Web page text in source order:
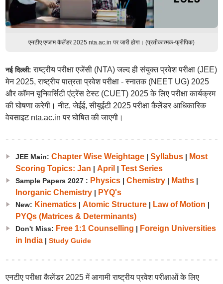
एनटीए एग्जाम कैलेंडर 2025 nta.ac.in पर जारी होगा। (प्रतीकात्मक-फ्रीपिक)
नई दिल्ली:राष्ट्रीय परीक्षा एजेंसी (NTA) जल्द ही संयुक्त प्रवेश परीक्षा (JEE)
मेन 2025, राष्ट्रीय पात्रता प्रवेश परीक्षा - स्नातक (NEET UG) 2025
और कॉमन यूनिवर्सिटी एंट्रेंस टेस्ट (CUET) 2025 के लिए परीक्षा कार्यक्रम
की घोषणा करेगी। नीट, जेईई, सीयूईटी 2025 परीक्षा कैलेंडर आधिकारिक
वेबसाइट nta.ac.in पर घोषित की जाएगी।
JEE Main: Chapter Wise Weightage| Syllabus| Most
Scoring Topics: Jan | April | Test Series
Sample Papers 2027 : Physics| Chemistry| Maths|
Inorganic Chemistry| PYQ's
New: Kinematics| Atomic Structure| Law of Motion |
PYQs (Matrices & Determinants)
Don't Miss: Free 1:1 Counselling | Foreign Universities
in India| Study Guide
एनटीए परीक्षा कैलेंडर 2025 में आगामी राष्ट्रीय प्रवेश परीक्षाओं के लिए